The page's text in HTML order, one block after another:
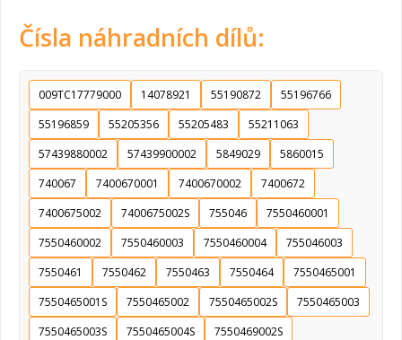
Čísla náhradních dílů:
009TC17779000 14078921 55190872
55196766
55196859
55205356 55205483
55211063
57439880002
57439900002 5849029
5860015
740067
7400670001 7400670002
7400672
7400675002
7400675002S 755046
7550460001
7550460002
7550460003 7550460004
755046003
7550461
7550462 7550463 7550464
7550465001
7550465001S
7550465002 7550465002S
7550465003
7550465003S
7550465004S
7550469002S